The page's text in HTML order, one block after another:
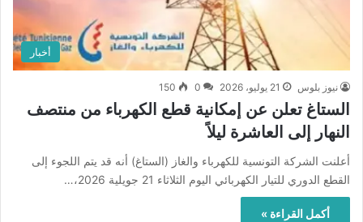
أخبار
نيوز بلوس 21 يوليو، 2026 0
150
الستاغ تعلن عن إمكانية قطع الكهرباء من منتصف
النهار إلى العاشرة ليلاً
أعلنت الشركة التونسية للكهرباء والغاز (الستاغ) أنه قد يتم اللجوء إلى
القطع الدوري للتيار الكهربائي اليوم الثلاثاء 21 جويلية 2026،…
أكمل القراءة »